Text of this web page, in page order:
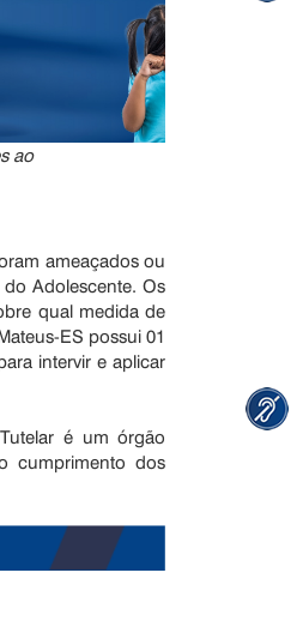
ao
ameaçados ou
Adolescente. Os
qual medida de
ES possui 01
intervir e aplicar
é um órgão
cumprimento dos